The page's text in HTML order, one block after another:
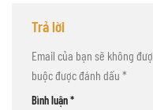
Trả lời
Email của bạn sẽ không
buộc được đánh dấu *
Bình luận*